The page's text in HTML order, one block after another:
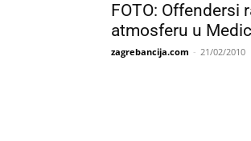
FOTO: Offendersi
atmosferu u
zagrebancija.com - 21/02/2010